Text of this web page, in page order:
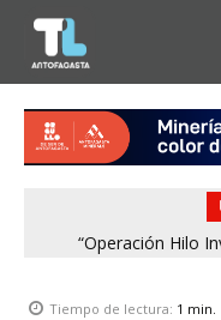
“Operación Hilo
Tiempo de lectura: 1 min.